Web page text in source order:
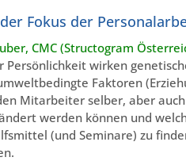
Fokus der
CMC (Structogram
Persönlichkeit wirken
Faktoren
Mitarbeiter selber, aber
werden können und
(und Seminare) zu